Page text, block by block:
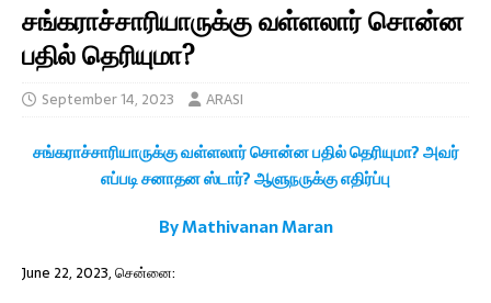
சங்கராச்சாரியாருக்கு வள்ளலார் சொன்ன
பதில் தெரியுமா?
September 14, 2023 ARASI
சங்கராச்சாரியாருக்கு வள்ளலார் சொன்ன பதில் தெரியுமா? அவர்
எப்படி சனாதன ஸ்டார்? ஆளுநருக்கு எதிர்ப்பு
By Mathivanan Maran
June 22, 2023, சென்னை: